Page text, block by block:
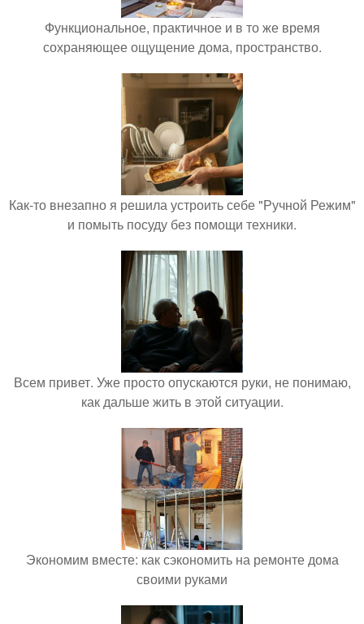
Функциональное, практичное и в то же время
сохраняющее ощущение дома, пространство.
Как-то внезапно я решила устроить себе "Ручной Режим"
и помыть посуду без помощи техники.
Всем привет. Уже просто опускаются руки, не понимаю,
как дальше жить в этой ситуации.
Экономим вместе: как сэкономить на ремонте дома
своими руками